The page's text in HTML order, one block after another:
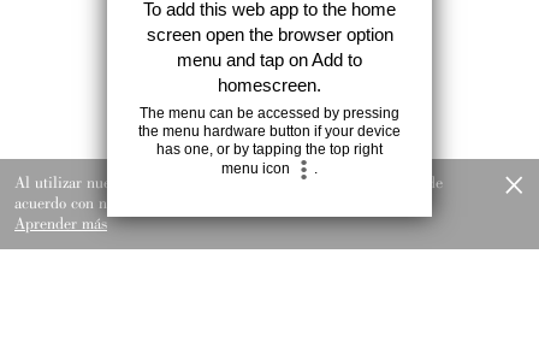
×
Al utilizar nuestro sitio web, consiente nuestro uso de cookies de
acuerdo con nuestra Política de cookies.
Aprender más